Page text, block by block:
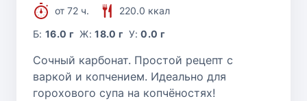
от 72 ч.
220.0 ккал
Б:16.0 г Ж:18.0 г У:0.0 г
Сочный карбонат. Простой рецепт с
варкой и копчением. Идеально для
горохового супа на копчёностях!